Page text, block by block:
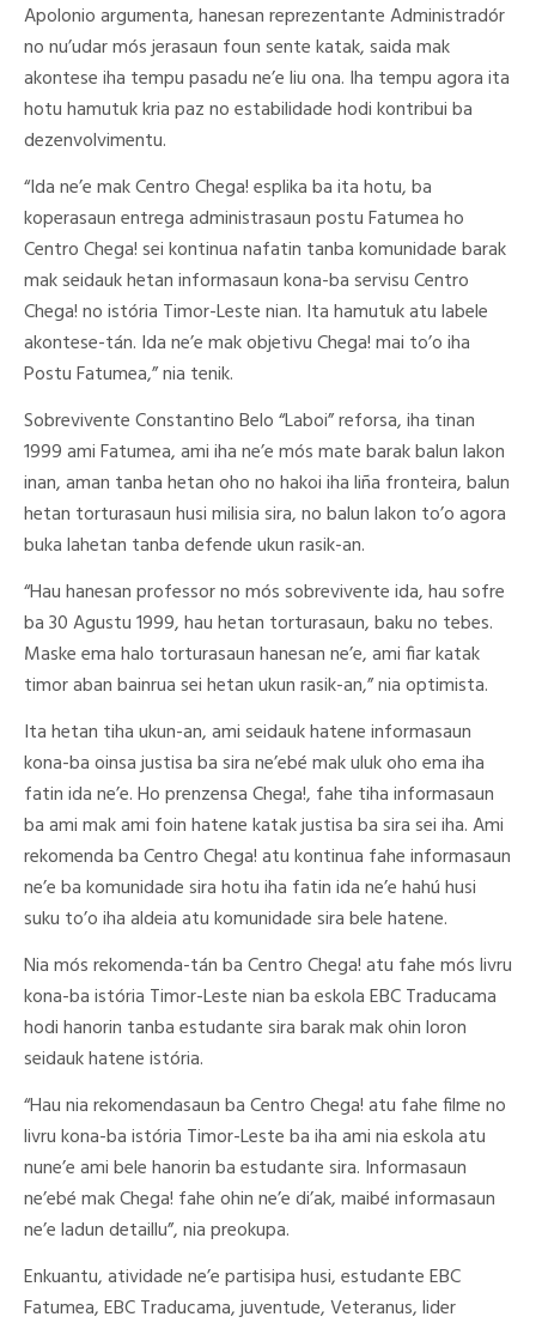
Apolonio argumenta, hanesan reprezentante Administradór
no nu’udar mós jerasaun foun sente katak, saida mak
akontese iha tempu pasadu ne’e liu ona. Iha tempu agora ita
hotu hamutuk kria paz no estabilidade hodi kontribui ba
dezenvolvimentu.
“Ida ne’e mak Centro Chega! esplika ba ita hotu, ba
koperasaun entrega administrasaun postu Fatumea ho
Centro Chega! sei kontinua nafatin tanba komunidade barak
mak seidauk hetan informasaun kona-ba servisu Centro
Chega! no istória Timor-Leste nian. Ita hamutuk atu labele
akontese-tán. Ida ne’e mak objetivu Chega! mai to’o iha
Postu Fatumea,” nia tenik.
Sobrevivente Constantino Belo “Laboi” reforsa, iha tinan
1999 ami Fatumea, ami iha ne’e mós mate barak balun lakon
inan, aman tanba hetan oho no hakoi iha liña fronteira, balun
hetan torturasaun husi milisia sira, no balun lakon to’o agora
buka lahetan tanba defende ukun rasik-an.
“Hau hanesan professor no mós sobrevivente ida, hau sofre
ba 30 Agustu 1999, hau hetan torturasaun, baku no tebes.
Maske ema halo torturasaun hanesan ne’e, ami fiar katak
timor aban bainrua sei hetan ukun rasik-an,” nia optimista.
Ita hetan tiha ukun-an, ami seidauk hatene informasaun
kona-ba oinsa justisa ba sira ne’ebé mak uluk oho ema iha
fatin ida ne’e. Ho prenzensa Chega!, fahe tiha informasaun
ba ami mak ami foin hatene katak justisa ba sira sei iha. Ami
rekomenda ba Centro Chega! atu kontinua fahe informasaun
ne’e ba komunidade sira hotu iha fatin ida ne’e hahú husi
suku to’o iha aldeia atu komunidade sira bele hatene.
Nia mós rekomenda-tán ba Centro Chega! atu fahe mós livru
kona-ba istória Timor-Leste nian ba eskola EBC Traducama
hodi hanorin tanba estudante sira barak mak ohin loron
seidauk hatene istória.
“Hau nia rekomendasaun ba Centro Chega! atu fahe filme no
livru kona-ba istória Timor-Leste ba iha ami nia eskola atu
nune’e ami bele hanorin ba estudante sira. Informasaun
ne’ebé mak Chega! fahe ohin ne’e di’ak, maibé informasaun
ne’e ladun detaillu”, nia preokupa.
Enkuantu, atividade ne’e partisipa husi, estudante EBC
Fatumea, EBC Traducama, juventude, Veteranus, lider